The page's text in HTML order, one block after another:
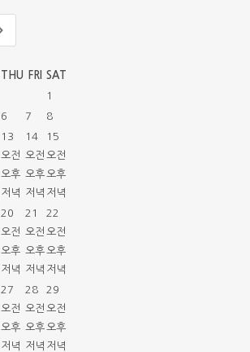
THU FRI
SAT
1
6 7 8
13
오전
오후
저녁
14
오전
오후
저녁
15
오전
오후
저녁
20
오전
오후
저녁
21
오전
오후
저녁
22
오전
오후
저녁
27
오전
오후
저녁
28
오전
오후
저녁
29
오전
오후
저녁